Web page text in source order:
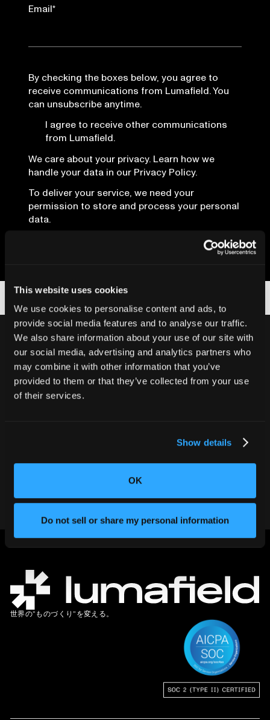
This website uses cookies
We use cookies to personalise content and ads, to
provide social media features and to analyse our traffic.
We also share information about your use of our site with
our social media, advertising and analytics partners who
may combine it with other information that you’ve
provided to them or that they’ve collected from your use
of their services.
Show details
OK
Do not sell or share my personal information
Email*
By checking the boxes below, you agree to
receive communications from Lumafield. You
can unsubscribe anytime.
I agree to receive other communications
from Lumafield.
We care about your privacy. Learn how we
handle your data in our Privacy Policy.
To deliver your service, we need your
permission to store and process your personal
data.
別の不良品を出荷しないでくださ
い。
弊社チームにお問い合わせください
世界の”ものづくり”を変える。